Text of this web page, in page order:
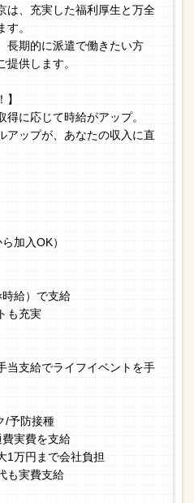
は、充実した福利厚生と万全
。
長期的に派遣で働きたい方
供します。
に応じて時給がアップ。
アップが、あなたの収入に直
加入OK）
時給）で支給
も充実
当支給でライフイベントを手
/予防接種
費実費を支給
1万円まで会社負担
も実費支給